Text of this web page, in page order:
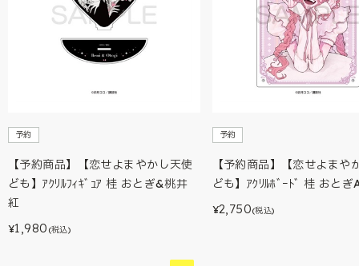
予約
【予約商品】【恋せよまやかし天使
ども】ｱｸﾘﾙﾌｨｷﾞｭｱ 桂 おとぎ&桃井
紅
¥1,980 (税込)
予約
【予約商品】【恋せよまや
ども】ｱｸﾘﾙﾎﾞｰﾄﾞ 桂 おとぎ
¥2,750(税込)